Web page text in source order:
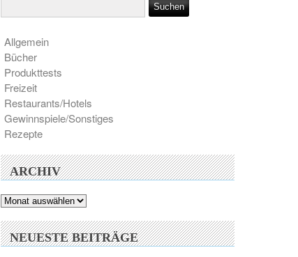
Allgemein
Bücher
Produkttests
Freizeit
Restaurants/Hotels
Gewinnspiele/Sonstiges
Rezepte
ARCHIV
Archiv
NEUESTE BEITRÄGE